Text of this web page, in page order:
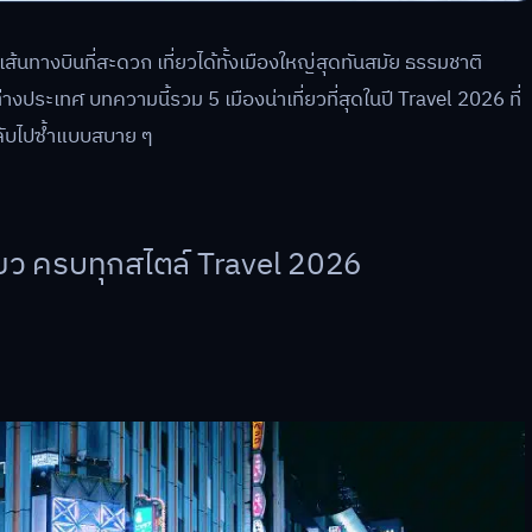
นทางบินที่สะดวก เที่ยวได้ทั้งเมืองใหญ่สุดทันสมัย ธรรมชาติ
ระเทศ บทความนี้รวม 5 เมืองน่าเที่ยวที่สุดในปี Travel 2026 ที่
ไปซ้ำแบบสบาย ๆ
ว ครบทุกสไตล์ Travel 2026